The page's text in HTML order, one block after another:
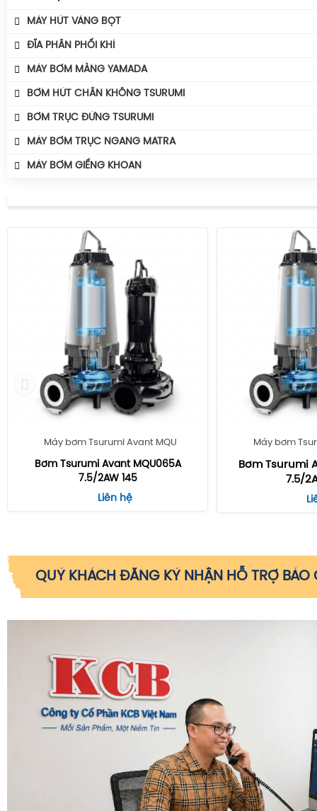
Máy Bơm Tsurumi Avant MQS
Máy Bơm Tsurumi Avant MQG
Phụ Kiện Bơm Tsurumi
Máy Thổi Khí Công Suất
Máy Thổi Khí Turbo
Máy Khuấy Chìm Tsurumi
Máy Sục Khí Chìm Tsurumi Ber
Máy Sục Khí Chìm Tsurumi TRN
MÁY HÚT VÁNG BỌT
ĐĨA PHÂN PHỐI KHÍ
MÁY BƠM MÀNG YAMADA
BƠM HÚT CHÂN KHÔNG TSURUMI
BƠM TRỤC ĐỨNG TSURUMI
MÁY BƠM TRỤC NGANG MATRA
MÁY BƠM GIẾNG KHOAN
Máy bơm Tsurumi Avant MQU
Bơm Tsurumi Avant MQU065A
7.5/2AW 145
Liên hệ
Máy bơm
Bơm Tsurumi
7.5/
QUÝ KHÁCH ĐĂNG KÝ NHẬN HỖ TRỢ BÁO